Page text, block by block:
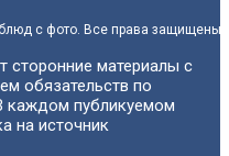
с фото. Все права защищены.
сторонние материалы с
обязательств по
каждом публикуемом
на источник